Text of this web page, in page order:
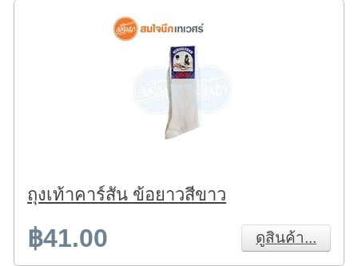
ถุงเท้าคาร์สัน ข้อยาวสีขาว
฿41.00 ดูสินค้า...